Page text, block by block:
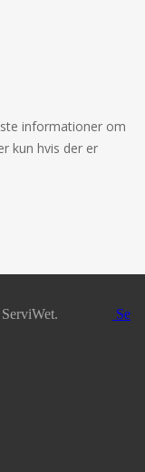
informationer om
kun hvis der er
by ServiWet.
Se